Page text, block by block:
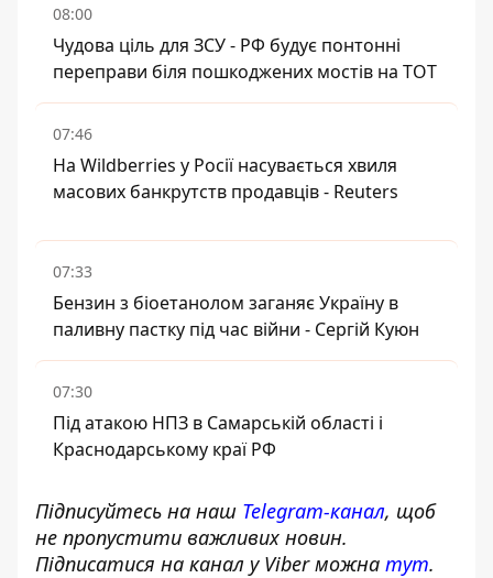
08:00
Чудова ціль для ЗСУ - РФ будує понтонні
переправи біля пошкоджених мостів на ТОТ
07:46
На Wildberries у Росії насувається хвиля
масових банкрутств продавців - Reuters
07:33
Бензин з біоетанолом заганяє Україну в
паливну пастку під час війни - Сергій Куюн
07:30
Під атакою НПЗ в Самарській області і
Краснодарському краї РФ
Підписуйтесь на наш Telegram-канал, щоб
не пропустити важливих новин.
Підписатися на канал у Viber можна тут.